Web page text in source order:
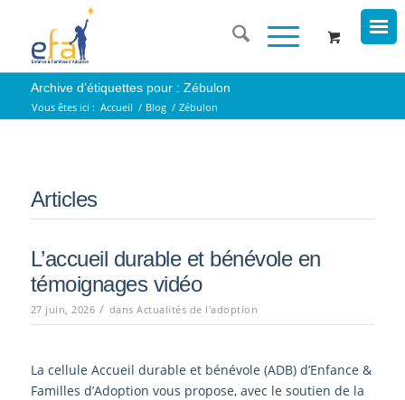
Archive d’étiquettes pour : Zébulon
Vous êtes ici : Accueil / Blog / Zébulon
Articles
L’accueil durable et bénévole en
témoignages vidéo
27 juin, 2026 / dansActualités de l'adoption
La cellule Accueil durable et bénévole (ADB) d’Enfance &
Familles d’Adoption vous propose, avec le soutien de la